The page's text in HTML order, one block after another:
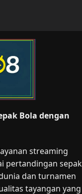
Bola dengan
streaming
pertandingan sepak
dan turnamen
tayangan yang